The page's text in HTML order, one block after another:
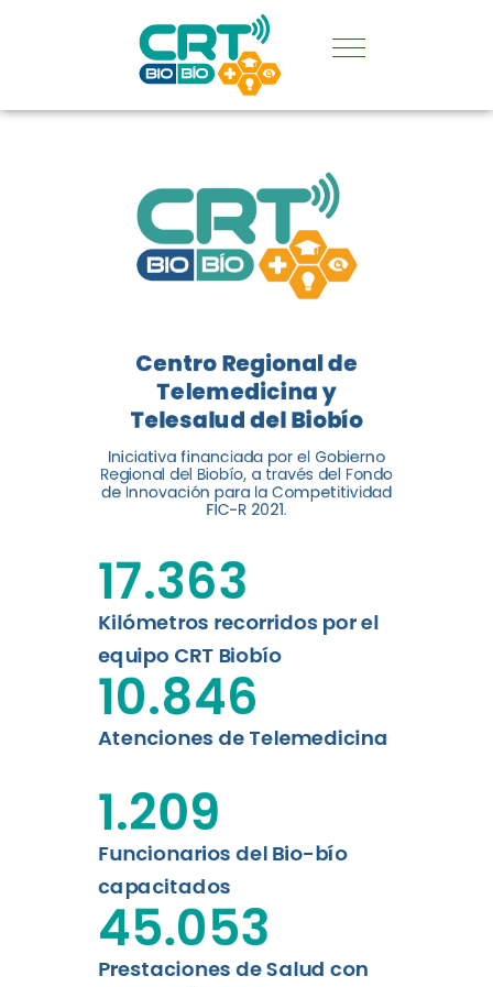
REGIÓN:
CONOCE
LOGROS
DE CRT
BIOBÍO
El Centro Regional de
Telemedicina y Telesalud del
Biobío presenta el balance de
tres años acercando la salud
digital a los habitantes...
Leer más
Centro Regional de
Telemedicina y
Telesalud del Biobío
Iniciativa financiada por el Gobierno
Regional del Biobío, a través del Fondo
de Innovación para la Competitividad
FIC-R 2021.
Kilómetros recorridos por el
equipo CRT Biobío
17.363
Atenciones de Telemedicina
10.846
Funcionarios del Bio-bío
capacitados
1.209
Prestaciones de Salud con
45.053